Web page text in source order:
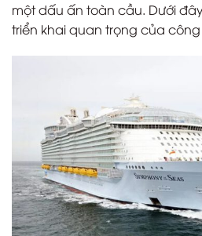
một dấu ấn toàn cầu. Dưới
triển khai quan trọng của